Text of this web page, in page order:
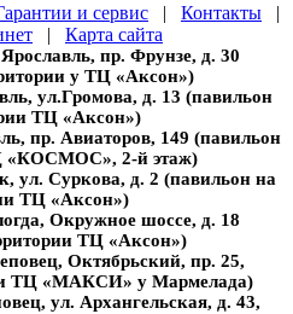
и сервис | Контакты |
| Карта сайта
пр. Фрунзе, д. 30
у ТЦ «Аксон»)
ул.Громова, д. 13 (павильон
ТЦ «Аксон»)
пр. Авиаторов, 149 (павильон
«КОСМОС», 2-й этаж)
ул. Суркова, д. 2 (павильон на
ТЦ «Аксон»)
Окружное шоссе, д. 18
ТЦ «Аксон»)
Октябрьский, пр. 25,
ТЦ «МАКСИ» у Мармелада)
ул. Архангельская, д. 43,